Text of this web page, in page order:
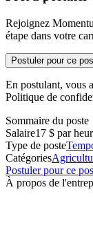
Rejoignez
étape dans votre
Postuler pour ce
En postulant, vous
Politique de
Sommaire du poste
Salaire17 $ par
Type de poste
Catégories
Postuler pour ce
À propos de